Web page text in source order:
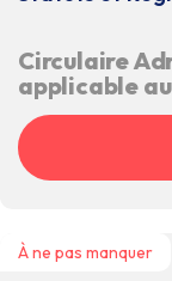
Circulaire
applicable
À ne pas manquer